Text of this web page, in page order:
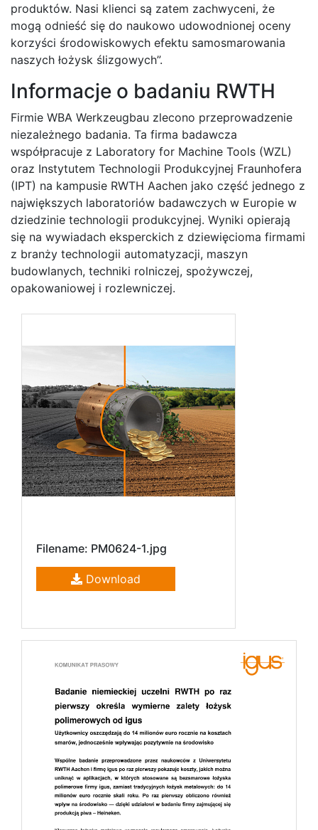
produktów. Nasi klienci są zatem zachwyceni, że
mogą odnieść się do naukowo udowodnionej oceny
korzyści środowiskowych efektu samosmarowania
naszych łożysk ślizgowych”.
Informacje o badaniu RWTH
Firmie WBA Werkzeugbau zlecono przeprowadzenie
niezależnego badania. Ta firma badawcza
współpracuje z Laboratory for Machine Tools (WZL)
oraz Instytutem Technologii Produkcyjnej Fraunhofera
(IPT) na kampusie RWTH Aachen jako część jednego z
największych laboratoriów badawczych w Europie w
dziedzinie technologii produkcyjnej. Wyniki opierają
się na wywiadach eksperckich z dziewięcioma firmami
z branży technologii automatyzacji, maszyn
budowlanych, techniki rolniczej, spożywczej,
opakowaniowej i rozlewniczej.
Filename: PM0624-1.jpg
Download